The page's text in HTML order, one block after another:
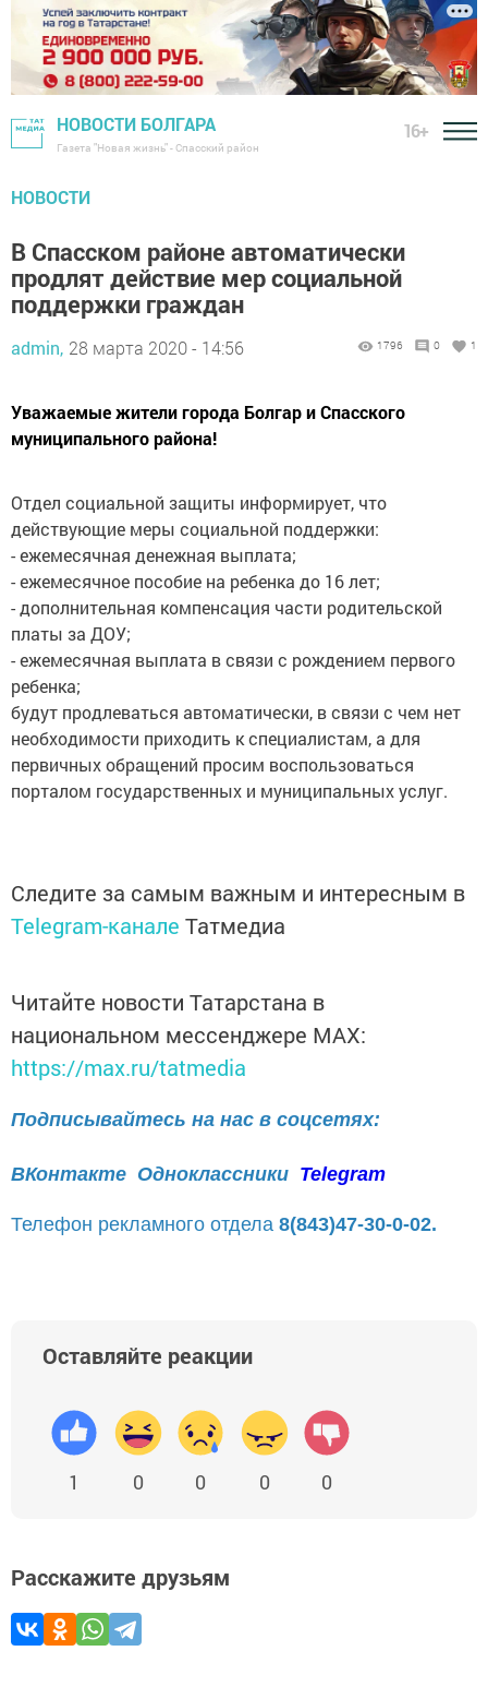
НОВОСТИ БОЛГАРА
Газета "Новая жизнь" - Спасский район
16+
НОВОСТИ
В Спасском районе автоматически
продлят действие мер социальной
поддержки граждан
admin, 28 марта 2020 - 14:56 1796 0 1
Уважаемые жители города Болгар и Спасского
муниципального района!
Отдел социальной защиты информирует, что
действующие меры социальной поддержки:
- ежемесячная денежная выплата;
- ежемесячное пособие на ребенка до 16 лет;
- дополнительная компенсация части родительской
платы за ДОУ;
- ежемесячная выплата в связи с рождением первого
ребенка;
будут продлеваться автоматически, в связи с чем нет
необходимости приходить к специалистам, а для
первичных обращений просим воспользоваться
порталом государственных и муниципальных услуг.
Следите за самым важным и интересным в
Telegram-канале Татмедиа
Читайте новости Татарстана в
национальном мессенджере MАХ:
https://max.ru/tatmedia
Подписывайтесь на нас в соцсетях:
ВКонтакте Одноклассники Telegram
Телефон рекламного отдела 8(843)47-30-0-02.
Оставляйте реакции
1 0 0 0 0
Расскажите друзьям